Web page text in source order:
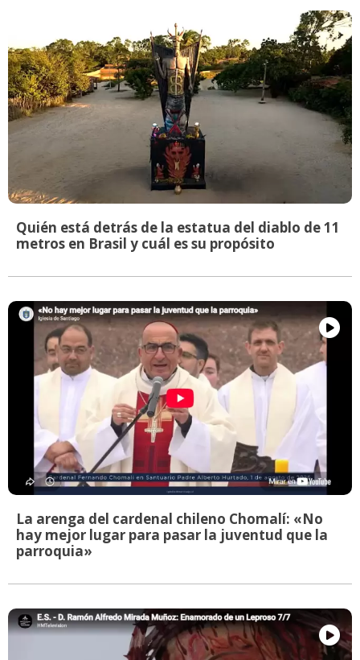
Quién está detrás de la estatua del diablo de 11
metros en Brasil y cuál es su propósito
La arenga del cardenal chileno Chomalí: «No
hay mejor lugar para pasar la juventud que la
parroquia»